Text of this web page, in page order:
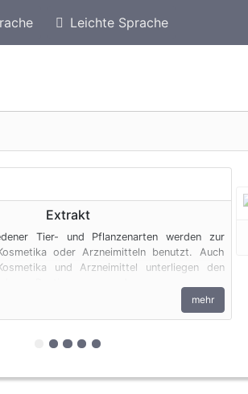
Leichte Sprache
Geschützte Heil- und
Extrakt
Tier- und Pflanzenarten werden zur
oder Arzneimitteln benutzt. Auch
und Arzneimittel unterliegen den
mehr
zur 1. geschützten
zur 2. geschützten
zur 3. geschützten
zur 4. geschützten
zur 5. geschützten